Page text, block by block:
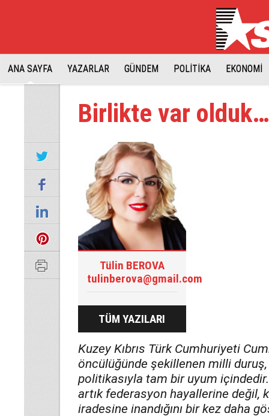
ANA SAYFA YAZARLAR GÜNDEM POLİTİKA EKONOMİ
Birlikte var olduk…
Tülin BEROVA
tulinberova@gmail.com
TÜM YAZILARI
Kuzey Kıbrıs Türk Cumhuriyeti
öncülüğünde şekillenen milli
politikasıyla tam bir uyum içindedir.
artık federasyon hayallerine değil,
iradesine inandığını bir kez daha